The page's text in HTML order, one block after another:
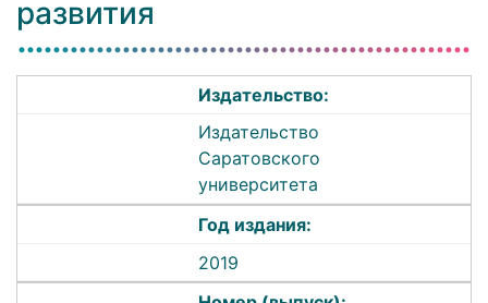
развития
Издательство:
Издательство
Саратовского
университета
Год издания:
2019